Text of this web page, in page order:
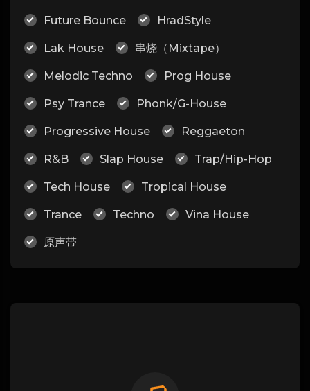
Future Bounce HradStyle
Lak House 串烧（Mixtape）
Melodic Techno Prog House
Psy Trance Phonk/G-House
Progressive House Reggaeton
R&B Slap House Trap/Hip-Hop
Tech House Tropical House
Trance Techno Vina House
原声带